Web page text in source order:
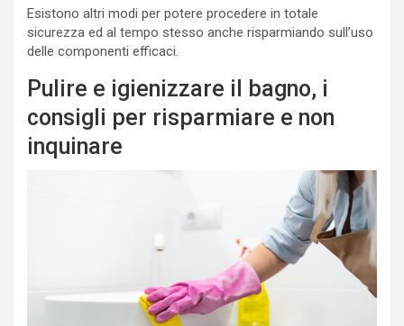
Esistono altri modi per potere procedere in totale
sicurezza ed al tempo stesso anche risparmiando sull’uso
delle componenti efficaci.
Pulire e igienizzare il bagno, i
consigli per risparmiare e non
inquinare